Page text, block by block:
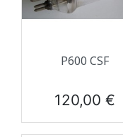
P600 CSF
Prix
120,00 €